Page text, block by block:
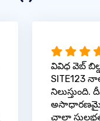
వివిధ వెబ్
SITE123
నిలుస్తుంది.
అసాధారణమైన
చాలా